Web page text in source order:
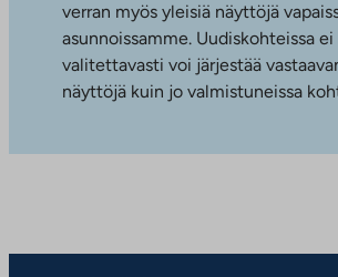
verran myös yleisiä näyttöjä
asunnoissamme. Uudiskohteissa ei
valitettavasti voi järjestää
näyttöjä kuin jo valmistuneissa